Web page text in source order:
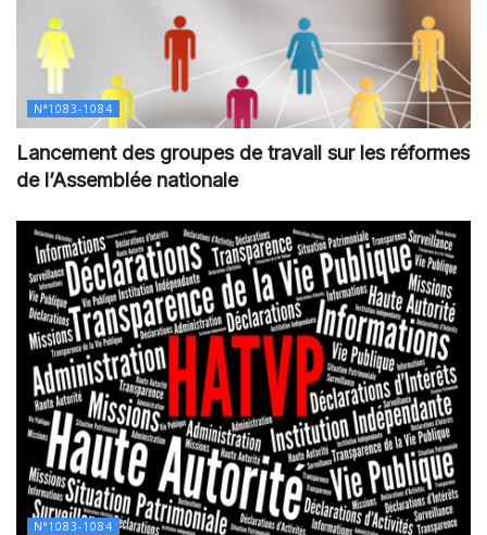
N°1083-1084
Lancement des groupes de travail sur les réformes
de l’Assemblée nationale
N°1083-1084